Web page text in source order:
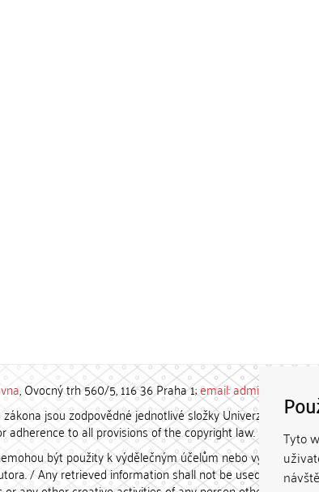
Tyto
, Ovocný trh 560/5, 116 36 Praha 1;email: admin-repozitar
jsou zodpovědné jednotlivé složky Univerzity
adherence to all provisions of the copyright law.
být použity k výdělečným účelům nebo vydávány za
/ Any retrieved information shall not be used for any